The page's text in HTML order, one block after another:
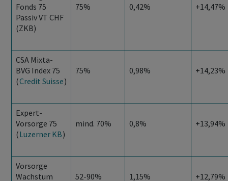
Fonds 75
Passiv VT CHF
(ZKB)
75% 0,42% +14,47%
CSA Mixta-
BVG Index 75
(Credit Suisse)
75% 0,98% +14,23%
Expert-
Vorsorge 75
(Luzerner KB)
mind. 70% 0,8% +13,94%
Vorsorge
Wachstum
52-90% 1,15% +12,79%